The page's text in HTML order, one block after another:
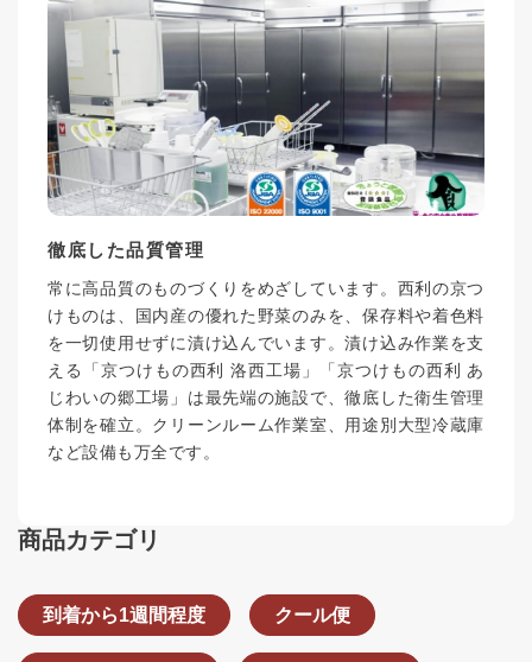
徹底した品質管理
常に高品質のものづくりをめざしています。西利の京つ
けものは、国内産の優れた野菜のみを、保存料や着色料
を一切使用せずに漬け込んでいます。漬け込み作業を支
える「京つけもの西利 洛西工場」「京つけもの西利 あ
じわいの郷工場」は最先端の施設で、徹底した衛生管理
体制を確立。クリーンルーム作業室、用途別大型冷蔵庫
など設備も万全です。
商品カテゴリ
到着から1週間程度 クール便